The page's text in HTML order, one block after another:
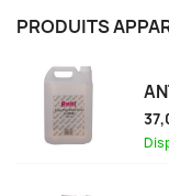
PRODUITS